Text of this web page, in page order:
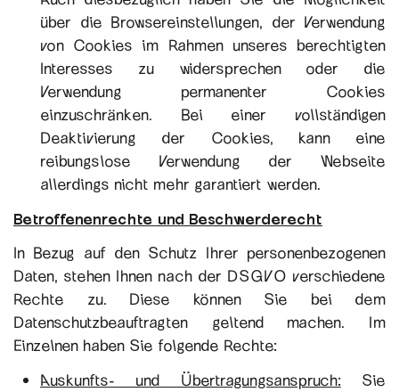
über die Browsereinstellungen, der Verwendung
von Cookies im Rahmen unseres berechtigten
Interesses zu widersprechen oder die
Verwendung permanenter Cookies
einzuschränken. Bei einer vollständigen
Deaktivierung der Cookies, kann eine
reibungslose Verwendung der Webseite
allerdings nicht mehr garantiert werden.
Betroffenenrechte und Beschwerderecht
In Bezug auf den Schutz Ihrer personenbezogenen
Daten, stehen Ihnen nach der DSGVO verschiedene
Rechte zu. Diese können Sie bei dem
Datenschutzbeauftragten geltend machen. Im
Einzelnen haben Sie folgende Rechte:
Auskunfts- und Übertragungsanspruch:Sie